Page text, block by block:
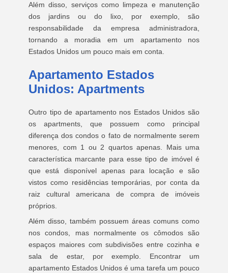
Além disso, serviços como limpeza e manutenção
dos jardins ou do lixo, por exemplo, são
responsabilidade da empresa administradora,
tornando a moradia em um apartamento nos
Estados Unidos um pouco mais em conta.
Apartamento Estados
Unidos: Apartments
Outro tipo de apartamento nos Estados Unidos são
os apartments, que possuem como principal
diferença dos condos o fato de normalmente serem
menores, com 1 ou 2 quartos apenas. Mais uma
característica marcante para esse tipo de imóvel é
que está disponível apenas para locação e são
vistos como residências temporárias, por conta da
raiz cultural americana de compra de imóveis
próprios.
Além disso, também possuem áreas comuns como
nos condos, mas normalmente os cômodos são
espaços maiores com subdivisões entre cozinha e
sala de estar, por exemplo. Encontrar um
apartamento Estados Unidos é uma tarefa um pouco